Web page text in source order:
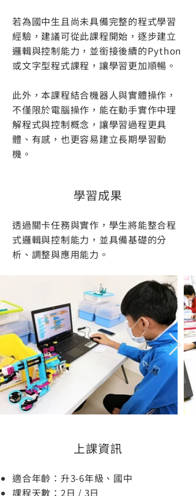
若為國中生且尚未具備完整的程式學習
經驗，建議可從此課程開始，逐步建立
邏輯與控制能力，並銜接後續的Python
或文字型程式課程，讓學習更加順暢。
此外，本課程結合機器人與實體操作，
不僅限於電腦操作，能在動手實作中理
解程式與控制概念，讓學習過程更具
體、有感，也更容易建立長期學習動
機。
學習成果
透過關卡任務與實作，學生將能整合程
式邏輯與控制能力，並具備基礎的分
析、調整與應用能力。
上課資訊
適合年齡：升3-6年級、國中
課程天數：2日 / 3日